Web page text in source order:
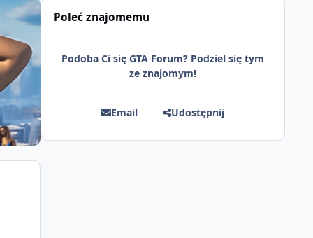
Poleć znajomemu
Podoba Ci się GTA Forum? Podziel się tym
ze znajomym!
Email Udostępnij